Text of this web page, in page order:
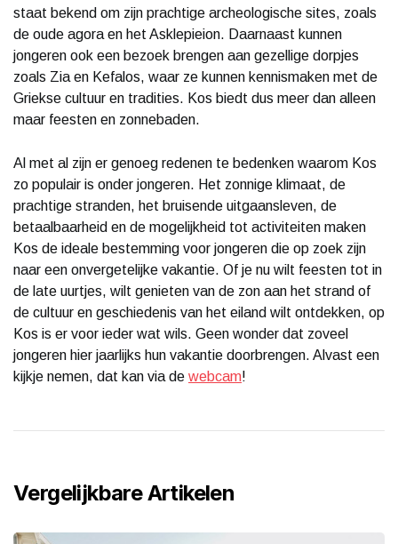
staat bekend om zijn prachtige archeologische sites, zoals
de oude agora en het Asklepieion. Daarnaast kunnen
jongeren ook een bezoek brengen aan gezellige dorpjes
zoals Zia en Kefalos, waar ze kunnen kennismaken met de
Griekse cultuur en tradities. Kos biedt dus meer dan alleen
maar feesten en zonnebaden.
Al met al zijn er genoeg redenen te bedenken waarom Kos
zo populair is onder jongeren. Het zonnige klimaat, de
prachtige stranden, het bruisende uitgaansleven, de
betaalbaarheid en de mogelijkheid tot activiteiten maken
Kos de ideale bestemming voor jongeren die op zoek zijn
naar een onvergetelijke vakantie. Of je nu wilt feesten tot in
de late uurtjes, wilt genieten van de zon aan het strand of
de cultuur en geschiedenis van het eiland wilt ontdekken, op
Kos is er voor ieder wat wils. Geen wonder dat zoveel
jongeren hier jaarlijks hun vakantie doorbrengen. Alvast een
kijkje nemen, dat kan via de webcam!
Vergelijkbare Artikelen